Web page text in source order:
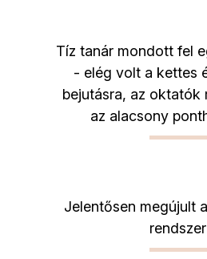
Tíz tanár mondott fel
- elég volt a kettes
bejutásra, az oktatók
az alacsony
Jelentősen megújult
rendszer